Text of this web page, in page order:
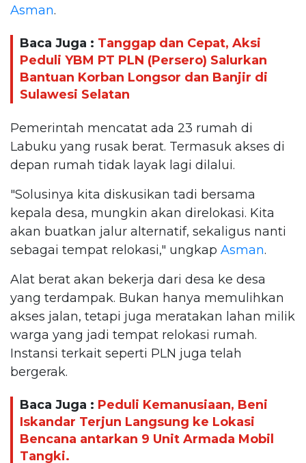
Asman.
Baca Juga : Tanggap dan Cepat, Aksi
Peduli YBM PT PLN (Persero) Salurkan
Bantuan Korban Longsor dan Banjir di
Sulawesi Selatan
Pemerintah mencatat ada 23 rumah di
Labuku yang rusak berat. Termasuk akses di
depan rumah tidak layak lagi dilalui.
"Solusinya kita diskusikan tadi bersama
kepala desa, mungkin akan direlokasi. Kita
akan buatkan jalur alternatif, sekaligus nanti
sebagai tempat relokasi," ungkap Asman.
Alat berat akan bekerja dari desa ke desa
yang terdampak. Bukan hanya memulihkan
akses jalan, tetapi juga meratakan lahan milik
warga yang jadi tempat relokasi rumah.
Instansi terkait seperti PLN juga telah
bergerak.
Baca Juga : Peduli Kemanusiaan, Beni
Iskandar Terjun Langsung ke Lokasi
Bencana antarkan 9 Unit Armada Mobil
Tangki.